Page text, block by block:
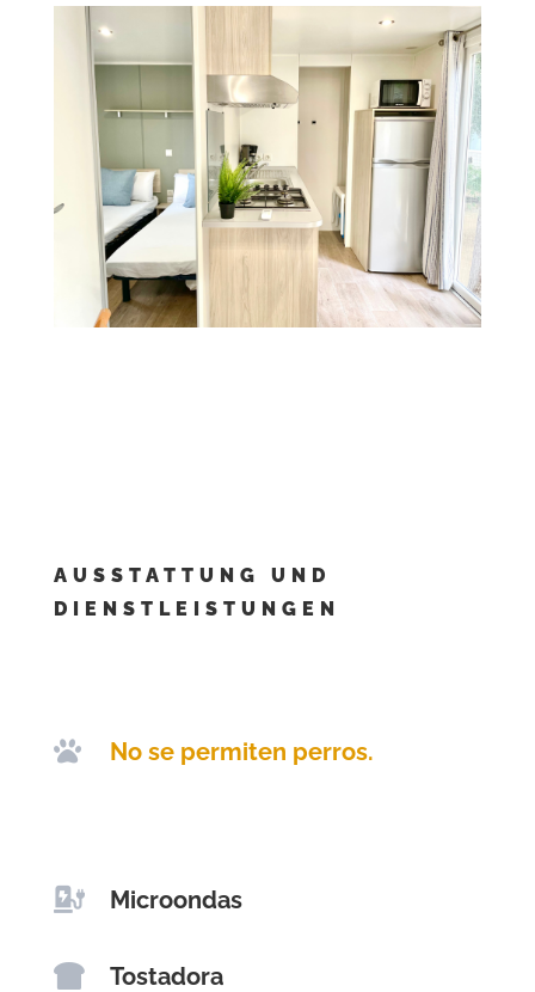
AUSSTATTUNG UND
DIENSTLEISTUNGEN
 No se permiten perros.
 Microondas
 Tostadora